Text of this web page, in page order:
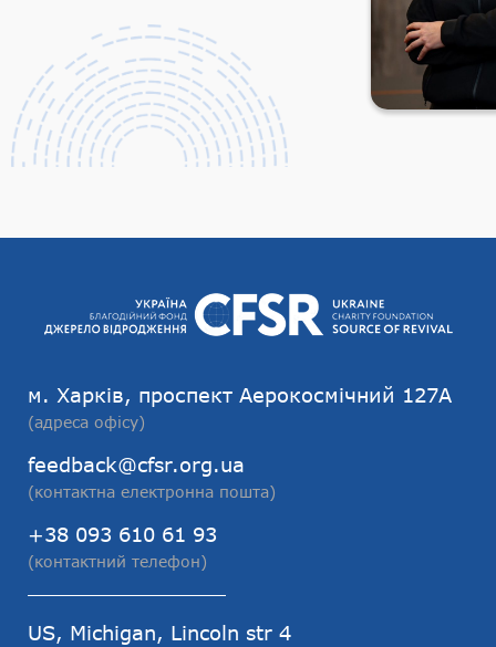
м. Харків, проспект Аерокосмічний 127А
(адреса офісу)
feedback@cfsr.org.ua
(контактна електронна пошта)
+38 093 610 61 93
(контактний телефон)
US, Michigan, Lincoln str 4